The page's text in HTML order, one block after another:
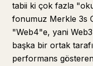
tabii ki çok fazla
fonumuz Merkle 3s
"Web4"e, yani
başka bir ortak
performans